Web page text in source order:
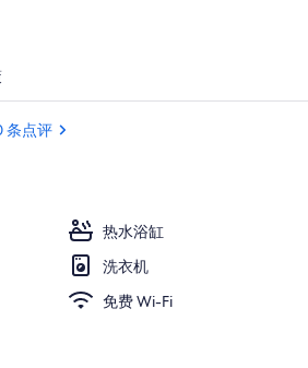
顶层房 | 起居区 | 50-英寸智能电视（
条点评
热水浴缸
洗衣机
免费 Wi-Fi